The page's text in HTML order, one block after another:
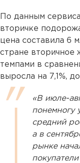
По данным
вторичке
цена составила 6
стране
темпами в
выросла на 7,1%,
«В июле-
понемногу
средний
а в
рынке